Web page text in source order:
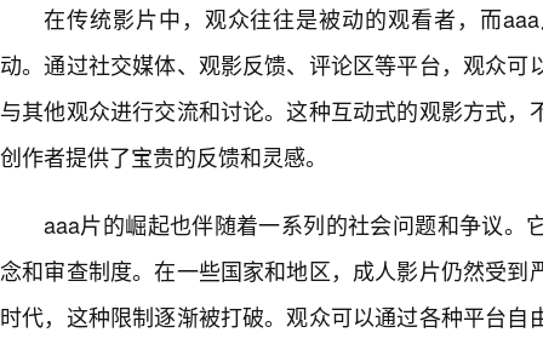
在传统影片中，观众往往是被动的观看者，而
动。通过社交媒体、观影反馈、评论区等平台，观众可
与其他观众进行交流和讨论。这种互动式的观影方式，
创作者提供了宝贵的反馈和灵感。
aaa片的崛起也伴随着一系列的社会问题和争议。
念和审查制度。在一些国家和地区，成人影片仍然受到
时代，这种限制逐渐被打破。观众可以通过各种平台自